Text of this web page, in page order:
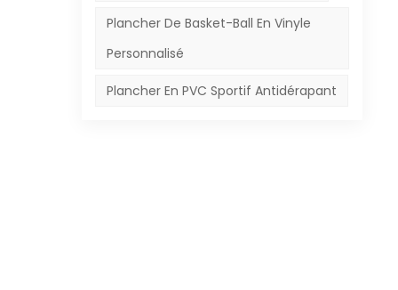
Plancher De Basket-Ball En Vinyle
Personnalisé
Plancher En PVC Sportif Antidérapant